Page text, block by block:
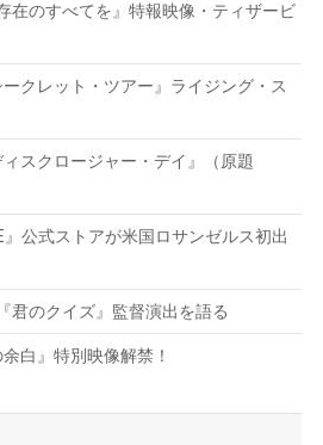
在のすべてを』特報映像・ティザービ
クレット・ツアー』ライジング・ス
スクロージャー・デイ』（原題
』公式ストアが米国ロサンゼルス初出
君のクイズ』監督演出を語る
白』特別映像解禁！